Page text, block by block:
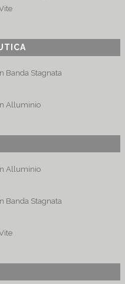
Banda Stagnata
Alluminio
Alluminio
Banda Stagnata